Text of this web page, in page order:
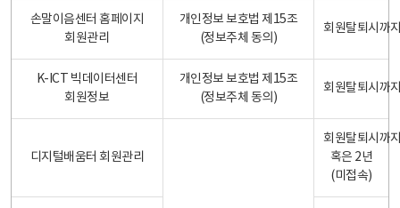
손말이음센터 홈페이지
회원관리
개인정보 보호법 제15조
(정보주체 동의)
회원탈퇴시까
K-ICT 빅데이터센터
회원정보
개인정보 보호법 제15조
(정보주체 동의)
회원탈퇴시까
디지털배움터 회원관리
회원탈퇴시까
혹은 2년
(미접속)